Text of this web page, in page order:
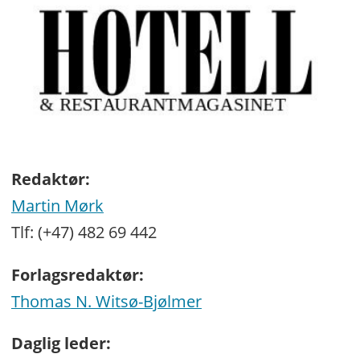
Redaktør:
Martin Mørk
Tlf: (+47) 482 69 442
Forlagsredaktør:
Thomas N. Witsø-Bjølmer
Daglig leder: